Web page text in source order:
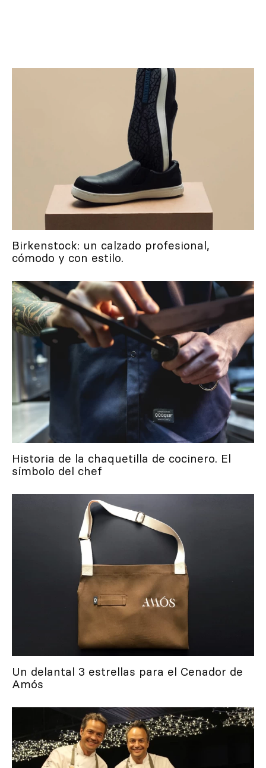
Birkenstock: un calzado profesional,
cómodo y con estilo.
Historia de la chaquetilla de cocinero. El
símbolo del chef
Un delantal 3 estrellas para el Cenador de
Amós